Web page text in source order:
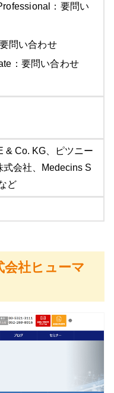
：要問い
問い合わせ
：要問い合わせ
& Co. KG、ピツニー
式会社、Medecins S
ど
会社ヒューマ